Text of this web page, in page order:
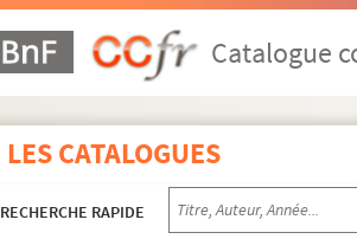
Catalogue
LES CATALOGUES
RECHERCHE RAPIDE